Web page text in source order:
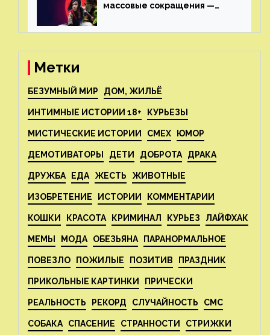
массовые сокращения —
реструктуризацию
Метки
БЕЗУМНЫЙ МИР ДОМ, ЖИЛЬЁ
ИНТИМНЫЕ ИСТОРИИ 18+ КУРЬЕЗЫ
МИСТИЧЕСКИЕ ИСТОРИИ СМЕХ ЮМОР
ДЕМОТИВАТОРЫ ДЕТИ ДОБРОТА ДРАКА
ДРУЖБА ЕДА ЖЕСТЬ ЖИВОТНЫЕ
ИЗОБРЕТЕНИЕ ИСТОРИИ КОММЕНТАРИИ
КОШКИ КРАСОТА КРИМИНАЛ КУРЬЕЗ ЛАЙФХАК
МЕМЫ МОДА ОБЕЗЬЯНА ПАРАНОРМАЛЬНОЕ
ПОВЕЗЛО ПОЖИЛЫЕ ПОЗИТИВ ПРАЗДНИК
ПРИКОЛЬНЫЕ КАРТИНКИ ПРИЧЕСКИ
РЕАЛЬНОСТЬ РЕКОРД СЛУЧАЙНОСТЬ СМС
СОБАКА СПАСЕНИЕ СТРАННОСТИ СТРИЖКИ